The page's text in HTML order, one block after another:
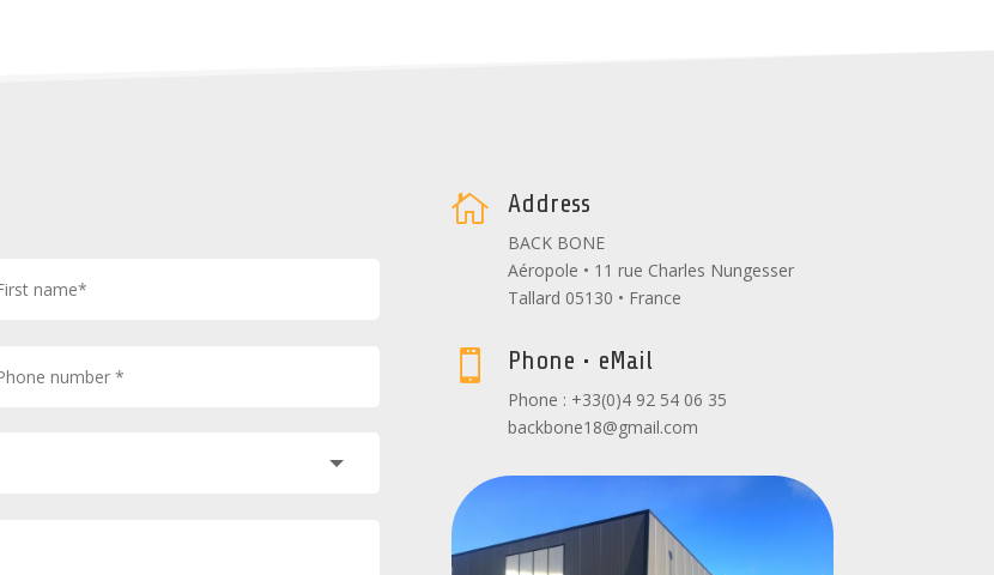
 Address
BACK BONE
Aéropole • 11 rue Charles Nungesser
Tallard 05130 • France
 Phone • eMail
Phone : +33(0)4 92 54 06 35
backbone18@gmail.com